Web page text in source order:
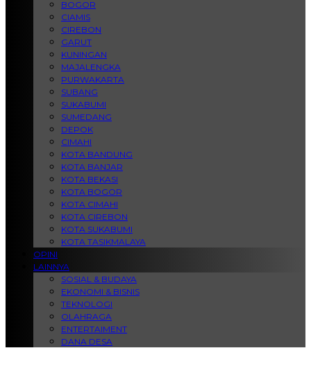
BOGOR
CIAMIS
CIREBON
GARUT
KUNINGAN
MAJALENGKA
PURWAKARTA
SUBANG
SUKABUMI
SUMEDANG
DEPOK
CIMAHI
KOTA BANDUNG
KOTA BANJAR
KOTA BEKASI
KOTA BOGOR
KOTA CIMAHI
KOTA CIREBON
KOTA SUKABUMI
KOTA TASIKMALAYA
OPINI
LAINNYA
SOSIAL & BUDAYA
EKONOMI & BISNIS
TEKNOLOGI
OLAHRAGA
ENTERTAIMENT
DANA DESA